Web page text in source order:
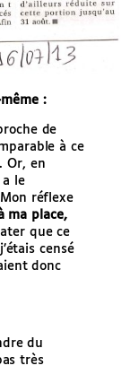
:
de
à ce
Or, en
a le
réflexe
ma place,
que ce
censé
donc
du
très